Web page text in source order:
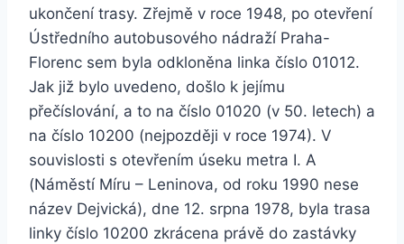
ukončení trasy. Zřejmě v roce 1948, po otevření
Ústředního autobusového nádraží Praha-
Florenc sem byla odkloněna linka číslo 01012.
Jak již bylo uvedeno, došlo k jejímu
přečíslování, a to na číslo 01020 (v 50. letech) a
na číslo 10200 (nejpozději v roce 1974). V
souvislosti s otevřením úseku metra I. A
(Náměstí Míru – Leninova, od roku 1990 nese
název Dejvická), dne 12. srpna 1978, byla trasa
linky číslo 10200 zkrácena právě do zastávky